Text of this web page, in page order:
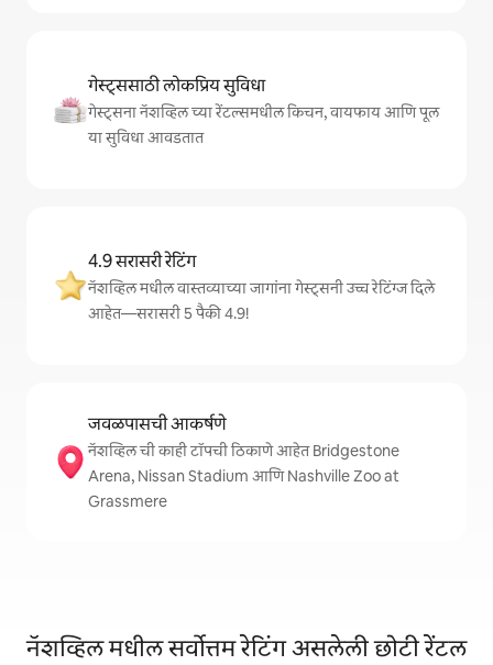
गेस्ट्ससाठी लोकप्रिय सुविधा
गेस्ट्सना नॅशव्हिल च्या रेंटल्समधील किचन, वायफाय आणि पूल
या सुविधा आवडतात
4.9 सरासरी रेटिंग
नॅशव्हिल मधील वास्तव्याच्या जागांना गेस्ट्सनी उच्च रेटिंग्ज दिले
आहेत—सरासरी 5 पैकी 4.9!
जवळपासची आकर्षणे
नॅशव्हिल ची काही टॉपची ठिकाणे आहेत Bridgestone
Arena, Nissan Stadium आणि Nashville Zoo at
Grassmere
नॅशव्हिल मधील सर्वोत्तम रेटिंग असलेली छोटी रेंटल